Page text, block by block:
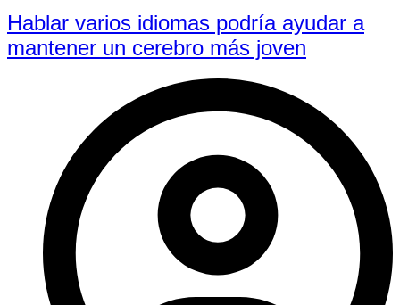
Hablar varios idiomas podría ayudar a
mantener un cerebro más joven